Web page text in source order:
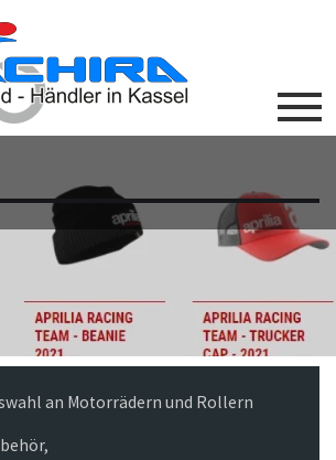
an Motorrädern und Rollern